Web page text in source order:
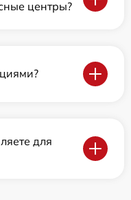
центры?
для